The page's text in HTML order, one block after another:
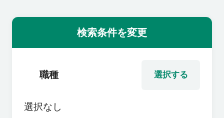
企業の担当者様
検索条件を変更
選択する
職種
選択なし